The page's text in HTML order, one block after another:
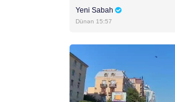
Yeni Sabah
Dünən 15:57